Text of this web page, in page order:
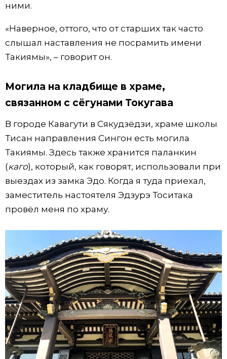
ними.
«Наверное, оттого, что от старших так часто
слышал наставления не посрамить имени
Такиямы», – говорит он.
Могила на кладбище в храме,
связанном с сёгунами Токугава
В городе Кавагути в Сякудзёдзи, храме школы
Тисан направления Сингон есть могила
Такиямы. Здесь также хранится паланкин
(каго), который, как говорят, использовали при
выездах из замка Эдо. Когда я туда приехал,
заместитель настоятеля Эдзурэ Тоситака
провёл меня по храму.